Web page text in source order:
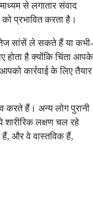
से लगातार संवाद
प्रभावित करता है।
सांसें ले सकते हैं या कभी-
है क्योंकि चिंता आपके
कार्रवाई के लिए तैयार
करते हैं। अन्य लोग पुरानी
लक्षण चल रहे
और वे वास्तविक हैं,